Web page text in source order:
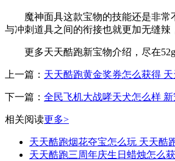
魔神面具这款宝物的技能还是非常不
与冲刺道具之间的衔接也就更加无缝
更多天天酷跑新宝物介绍，尽在
上一篇： 天天酷跑黄金奖券怎么获得
下一篇： 全民飞机大战哮天犬怎么样
相关阅读更多>
天天酷跑烟花夺宝怎么玩 天天酷
天天酷跑三周年庆生日蜡烛怎么